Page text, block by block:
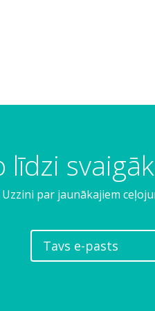
līdzi
Uzzini par jaunākajiem